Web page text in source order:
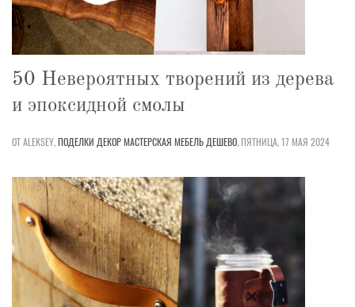
50 Невероятных творений из дерева
и эпоксидной смолы
ОТ ALEKSEY,ПОДЕЛКИ ДЕКОРМАСТЕРСКАЯ МЕБЕЛЬ ДЕШЕВО,ПЯТНИЦА, 17 МАЯ 2024